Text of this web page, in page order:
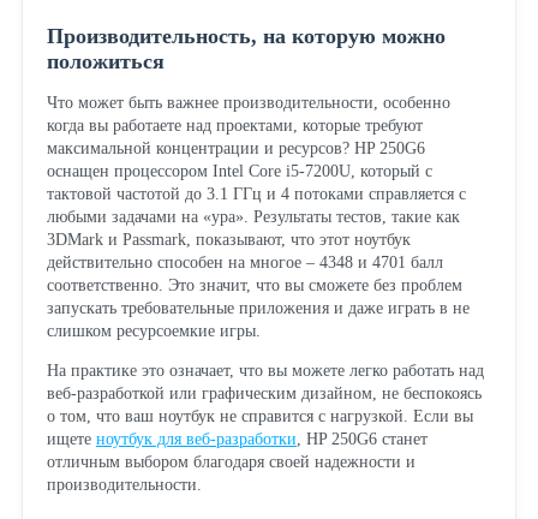
Производительность, на которую можно
положиться
Что может быть важнее производительности, особенно
когда вы работаете над проектами, которые требуют
максимальной концентрации и ресурсов? HP 250G6
оснащен процессором Intel Core i5-7200U, который с
тактовой частотой до 3.1 ГГц и 4 потоками справляется с
любыми задачами на «ура». Результаты тестов, такие как
3DMark и Passmark, показывают, что этот ноутбук
действительно способен на многое – 4348 и 4701 балл
соответственно. Это значит, что вы сможете без проблем
запускать требовательные приложения и даже играть в не
слишком ресурсоемкие игры.
На практике это означает, что вы можете легко работать над
веб-разработкой или графическим дизайном, не беспокоясь
о том, что ваш ноутбук не справится с нагрузкой. Если вы
ищете ноутбук для веб-разработки , HP 250G6 станет
отличным выбором благодаря своей надежности и
производительности.